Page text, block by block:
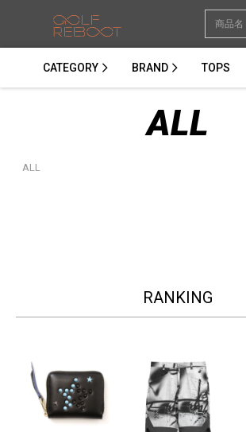
CATEGORY BRAND TOPS
ALL
ALL
RANKING